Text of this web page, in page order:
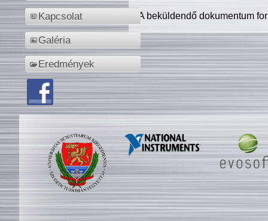
Kapcsolat
Galéria
Eredmények
A beküldendő dokumentum